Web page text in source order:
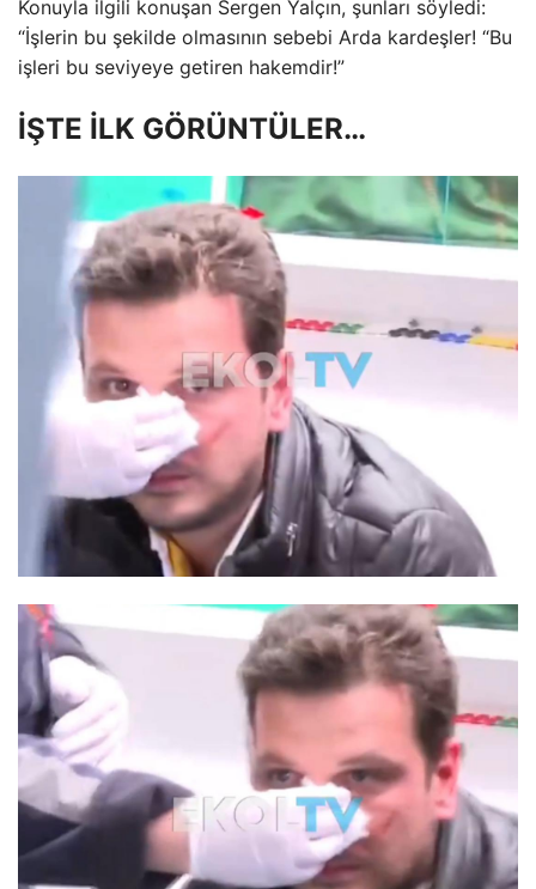
Konuyla ilgili konuşan Sergen Yalçın, şunları söyledi:
“İşlerin bu şekilde olmasının sebebi Arda kardeşler! “Bu
işleri bu seviyeye getiren hakemdir!”
İŞTE İLK GÖRÜNTÜLER…